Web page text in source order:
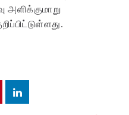
அளிக்குமாறு